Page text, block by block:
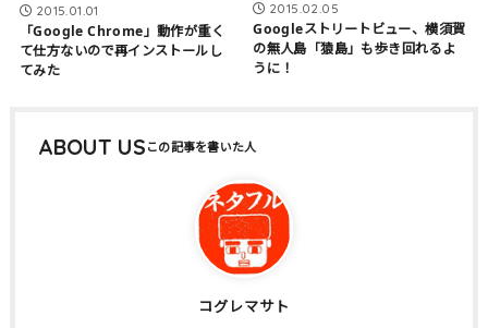
2015.01.01
「Google Chrome」動作が重く
て仕方ないので再インストールし
てみた
2015.02.05
Googleストリートビュー、横須賀
の無人島「猿島」も歩き回れるよ
うに！
ABOUT US
コグレマサト